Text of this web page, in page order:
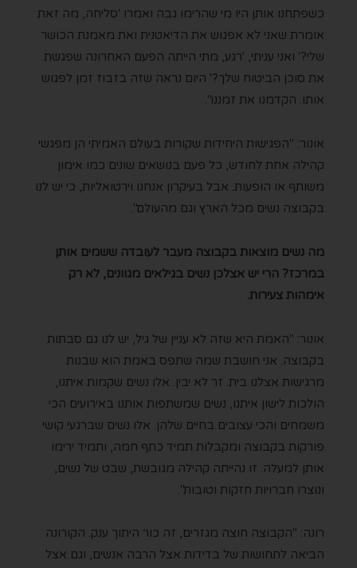
כשפתחנו אותן היו מי שהרימו גבה ואמרו 'סליחה, מה זאת
אומרת שאני לא אפגוש את הדיאטנית ואת מאמנת הכושר
שלי?' ואני עניתי, 'רגע, מתי הייתה הפעם האחרונה שפגשת
את סוכן הביטוח שלך?' היום נראה שזה בזבוז זמן לפגוש
אותו. הקדמנו את זמננו".
אונור: "הפגישות היחידות שקורות בעולם האמיתי הן מפגשי
קהילה אחת לחודש, כל פעם בנושאים שונים כמו אימון
משותף או הופעות. אבל בעיקרון אנחנו וירטואליות, כי יש לנו
בקבוצה נשים מכל הארץ וגם מהעולם".
מה נשים מוצאות בקבוצה מעבר לעובדה ששמים אותן
במרכז? הרי יש אצלכן נשים בגילאים מגוונים, לא רק
אימהות צעירות.
אונור: "האמת היא שזה לא עניין של גיל, יש לנו גם סבתות
בקבוצה. אני חושבת שמה שתפס באמת הוא שבנות
מרגישות אצלנו בית. זר לא יבין. אלו נשים שקמות איתנו,
הולכות לישון איתנו, נשים שמשתפות אותנו באירועים הכי
משמחים והכי עצובים בחיים שלהן. אלו נשים שברגעי קושי
פורקות בקבוצה ומקבלות תמיד כתף חמה, ותמיד ירימו
אותן למעלה. זו נהייתה קהילה מגובשת, שבט של נשים,
ונוצרו חברויות חזקות וטובות".
רונה: "הקבוצה חוצה מגזרים, זה כור היתוך ענק. הקורונה
הביאה לתחושות של בדידות אצל הרבה אנשים, וגם אצל